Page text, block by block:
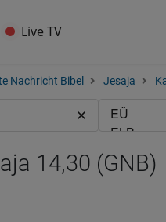
Live TV
Nachricht Bibel Jesaja
14,30 (GNB)